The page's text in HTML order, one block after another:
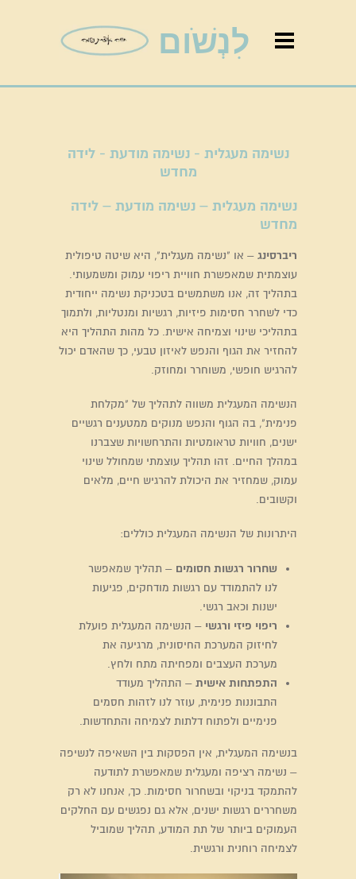
לִנְשֹׁום
נשימה מעגלית - נשימה מודעת - לידה
מחדש
נשימה מעגלית – נשימה מודעת – לידה
מחדש
ריברסינג – או "נשימה מעגלית", היא שיטה טיפולית
עוצמתית שמאפשרת חוויית ריפוי עמוק ומשמעותי.
בתהליך זה, אנו משתמשים בטכניקת נשימה ייחודית
כדי לשחרר חסימות פיזיות, רגשיות ומנטליות, ולתמוך
בתהליכי שינוי וצמיחה אישית. כל מהות התהליך היא
להחזיר את הגוף והנפש לאיזון טבעי, כך שהאדם יכול
להרגיש חופשי, משוחרר ומחוזק.
הנשימה המעגלית משווה לתהליך של "מקלחת
פנימית", בה הגוף והנפש מנוקים ממטענים רגשיים
ישנים, חוויות טראומטיות והתרחשויות שצברנו
במהלך החיים. זהו תהליך עוצמתי שמחולל שינוי
עמוק, שמחזיר את היכולת להרגיש חיים, מלאים
וקשובים.
היתרונות של הנשימה המעגלית כוללים:
שחרור רגשות חסומים – תהליך שמאפשר
לנו להתמודד עם רגשות מודחקים, פגיעות
ישנות וכאב רגשי.
ריפוי פיזי ורגשי – הנשימה המעגלית פועלת
לחיזוק המערכת החיסונית, מרגיעה את
מערכת העצבים ומפחיתה מתח ולחץ.
התפתחות אישית – התהליך מעודד
התבוננות פנימית, עוזר לנו לזהות חסמים
פנימיים ולפתוח דלתות לצמיחה והתחדשות.
בנשימה המעגלית, אין הפסקות בין השאיפה לנשיפה
– נשימה רציפה ומעגלית שמאפשרת לתודעה
להתמקד בניקוי ובשחרור חסימות. כך, אנחנו לא רק
משחררים רגשות ישנים, אלא גם נפגשים עם החלקים
העמוקים ביותר של תת המודע, תהליך שמוביל
לצמיחה רוחנית ורגשית.